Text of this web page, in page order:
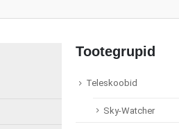
Tootegrupid
Teleskoobid
Sky-Watcher